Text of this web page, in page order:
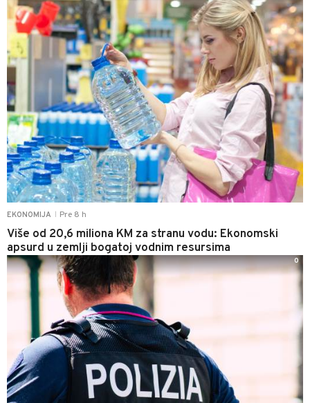
EKONOMIJA Pre 8 h
Više od 20,6 miliona KM za stranu vodu: Ekonomski
apsurd u zemlji bogatoj vodnim resursima
0